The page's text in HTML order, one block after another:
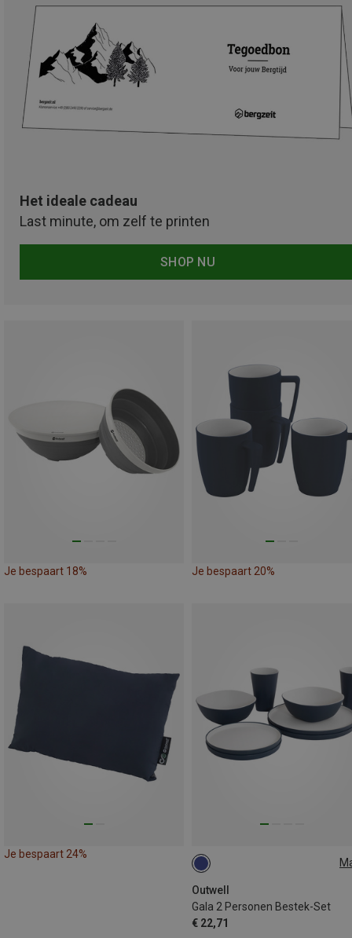
Het ideale cadeau
Last minute, om zelf te printen
SHOP NU
Je bespaart 18% Je bespaart 20%
Je bespaart 24%
Outwell
Gala 2 Personen Bestek-Set
€ 22,71
ONE SIZE